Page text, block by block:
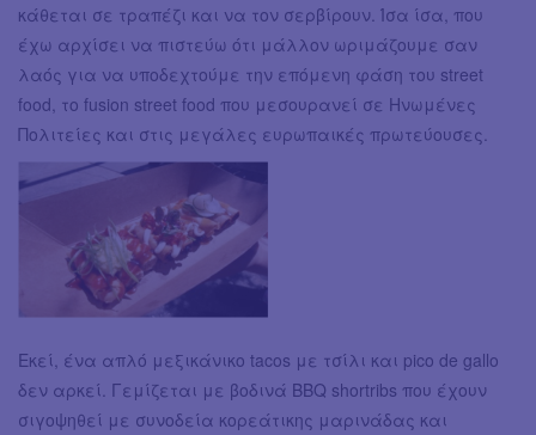
κάθεται σε τραπέζι και να τον σερβίρουν. Ίσα ίσα, που
έχω αρχίσει να πιστεύω ότι μάλλον ωριμάζουμε σαν
λαός για να υποδεχτούμε την επόμενη φάση του street
food, το fusion street food που μεσουρανεί σε Ηνωμένες
Πολιτείες και στις μεγάλες ευρωπαικές πρωτεύουσες.
Εκεί, ένα απλό μεξικάνικο tacos με τσίλι και pico de gallo
δεν αρκεί. Γεμίζεται με βοδινά BBQ shortribs που έχουν
σιγοψηθεί με συνοδεία κορεάτικης μαρινάδας και